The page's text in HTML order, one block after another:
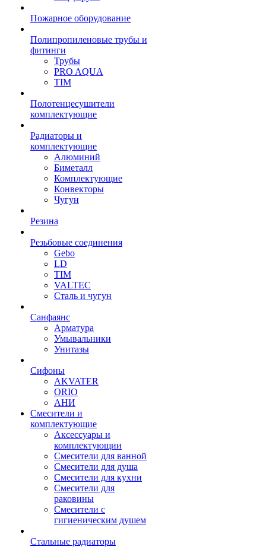
Пожарное оборудование
Полипропиленовые трубы и
фитинги
Трубы
PRO AQUA
TIM
Полотенцесушители
комплектующие
Радиаторы и
комплектующие
Алюминий
Биметалл
Комплектующие
Конвекторы
Чугун
Резина
Резьбовые соединения
Gebo
LD
TIM
VALTEC
Сталь и чугун
Санфаянс
Арматура
Умывальники
Унитазы
Сифоны
AKVATER
ORIO
АНИ
Смесители и
комплектующие
Аксессуары и
комплектующии
Смесители для ванной
Смесители для душа
Смесители для кухни
Смесители для
раковины
Смесители с
гигиеническим душем
Стальные радиаторы